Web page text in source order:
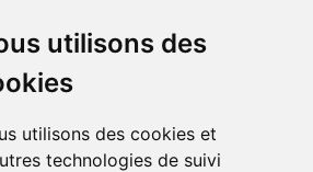
utilisons des
utilisons des cookies et
technologies de suivi
32 725 03 03
05 05